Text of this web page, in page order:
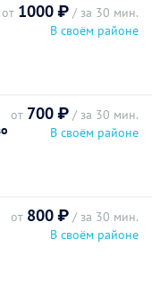
от 1000 ₽ / за 30 мин.
В своём районе
от 700 ₽ / за 30 мин.
В своём районе
от 800 ₽ / за 30 мин.
В своём районе